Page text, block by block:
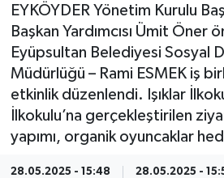
EYKÖYDER Yönetim Kurulu
Başkan Yardımcısı Ümit Öner
Eyüpsultan Belediyesi Sosyal
Müdürlüğü – Rami ESMEK iş
etkinlik düzenlendi. Işıklar
İlkokulu’na gerçekleştirilen
yapımı, organik oyuncaklar
28.05.2025 - 15:48 28.05.2025 -
GÖKTÜRK
GÜNDEM
KEMERBURGAZ